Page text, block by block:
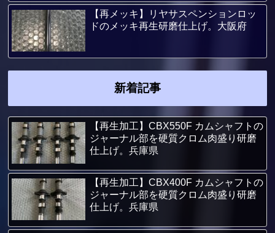
【再メッキ】リヤサスペンションロッ
ドのメッキ再生研磨仕上げ。大阪府
新着記事
【再生加工】CBX550F カムシャフトの
ジャーナル部を硬質クロム肉盛り研磨
仕上げ。兵庫県
【再生加工】CBX400F カムシャフトの
ジャーナル部を硬質クロム肉盛り研磨
仕上げ。兵庫県